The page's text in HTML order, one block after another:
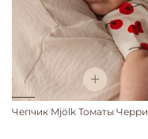
Чепчик Mjölk Томаты Черри